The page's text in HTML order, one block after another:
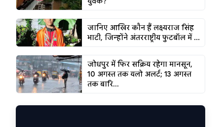
जानिए आखिर कौन हैं लक्ष्यराज सिंह
भाटी, जिन्होंने अंतरराष्ट्रीय फुटबॉल में ...
जोधपुर में फिर सक्रिय रहेगा मानसून,
10 अगस्त तक यलो अलर्ट; 13 अगस्त
तक बारि...